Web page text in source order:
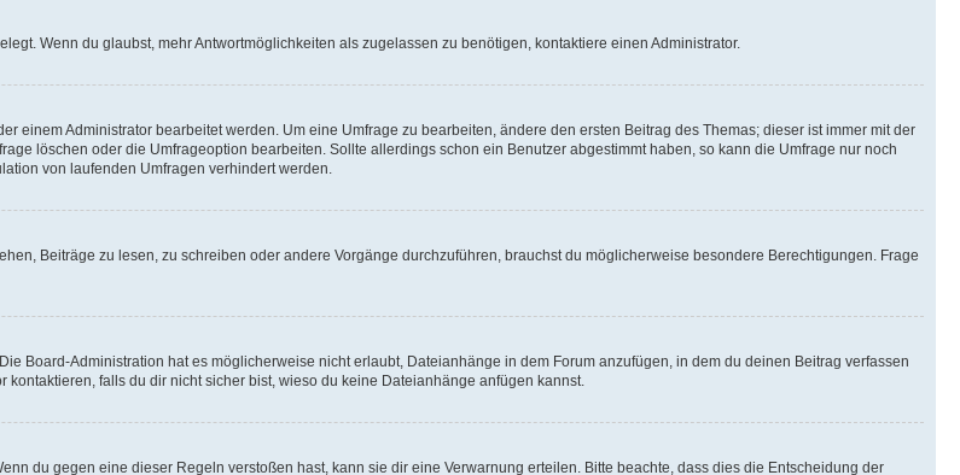
Wenn du glaubst, mehr Antwortmöglichkeiten als zugelassen zu benötigen, kontaktiere einen Administrator.
einem Administrator bearbeitet werden. Um eine Umfrage zu bearbeiten, ändere den ersten Beitrag des Themas; dieser ist immer mit der
löschen oder die Umfrageoption bearbeiten. Sollte allerdings schon ein Benutzer abgestimmt haben, so kann die Umfrage nur noch
von laufenden Umfragen verhindert werden.
Beiträge zu lesen, zu schreiben oder andere Vorgänge durchzuführen, brauchst du möglicherweise besondere Berechtigungen. Frage
Board-Administration hat es möglicherweise nicht erlaubt, Dateianhänge in dem Forum anzufügen, in dem du deinen Beitrag verfassen
falls du dir nicht sicher bist, wieso du keine Dateianhänge anfügen kannst.
du gegen eine dieser Regeln verstoßen hast, kann sie dir eine Verwarnung erteilen. Bitte beachte, dass dies die Entscheidung der